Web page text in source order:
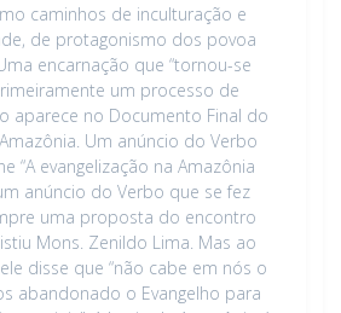
caminhos de inculturação e
de protagonismo dos povoa
encarnação que “tornou-se
um processo de
aparece no Documento Final do
Um anúncio do Verbo
“A evangelização na Amazônia
anúncio do Verbo que se fez
uma proposta do encontro
Mons. Zenildo Lima. Mas ao
disse que “não cabe em nós o
abandonado o Evangelho para